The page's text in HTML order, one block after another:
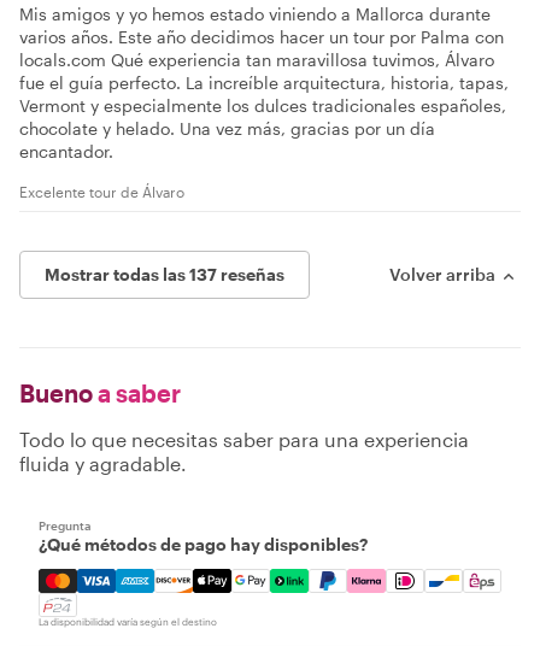
Mis amigos y yo hemos estado viniendo a Mallorca durante
varios años. Este año decidimos hacer un tour por Palma con
locals.com Qué experiencia tan maravillosa tuvimos, Álvaro
fue el guía perfecto. La increíble arquitectura, historia, tapas,
Vermont y especialmente los dulces tradicionales españoles,
chocolate y helado. Una vez más, gracias por un día
encantador.
Excelente tour de Álvaro
Mostrar todas las 137 reseñas Volver arriba
Buenoa saber
Todo lo que necesitas saber para una experiencia
fluida y agradable.
Pregunta
¿Qué métodos de pago hay disponibles?
Mastercard, Visa, Amex, Discover, Apple Pay, Google
La disponibilidad varía según el destino